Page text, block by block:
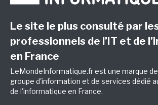
Le site le plus consulté par
professionnels de l’IT et de
en France
LeMondeInformatique.fr est une marque de
groupe d'information et de services dédié
de l'informatique en France.